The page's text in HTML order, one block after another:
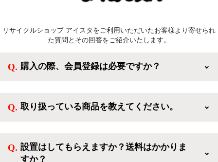
リサイクルショップ アイスタをご利用いただいたお客様より寄せられ
た質問とその回答をご紹介いたします。
購入の際、会員登録は必要ですか？
方、登録しなくてもカートに商品を入れた後、ログイ
取り扱っている商品を教えてください。
活を応援するような家電セットから、季節・空調家
電、調理家電、生活家電まで、幅広く中古家電を取り
設置はしてもらえますか？送料はかかりま
すか？